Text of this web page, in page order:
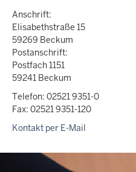
Anschrift:
Elisabethstraße 15
59269 Beckum
Postanschrift:
Postfach 1151
59241 Beckum
Telefon: 02521 9351-0
Fax: 02521 9351-120
Kontakt per E-Mail